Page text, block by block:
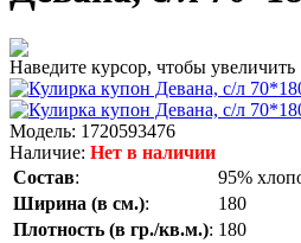
Наведите курсор, чтобы увеличить
Модель: 1720593476
Наличие: Нет в наличии
Состав:
95%
Ширина (в см.):
180
Плотность (в гр./кв.м.): 180